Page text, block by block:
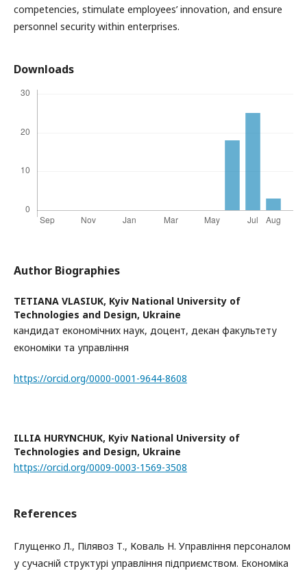
competencies, stimulate employees’ innovation, and ensure
personnel security within enterprises.
Downloads
Author Biographies
TETIANA VLASIUK, Kyiv National University of
Technologies and Design, Ukraine
кандидат економічних наук, доцент, декан факультету
економіки та управління
https://orcid.org/0000-0001-9644-8608
ILLIA HURYNCHUK, Kyiv National University of
Technologies and Design, Ukraine
https://orcid.org/0009-0003-1569-3508
References
Глущенко Л., Пілявоз Т., Коваль Н. Управління персоналом
у сучасній структурі управління підприємством. Економіка